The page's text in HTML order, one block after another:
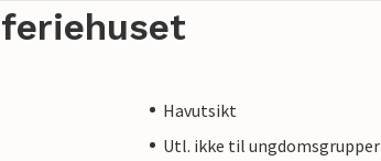
Havutsikt
Utl. ikke til ungdomsgrupper